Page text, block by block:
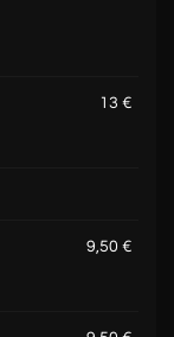
13 €
9,50 €